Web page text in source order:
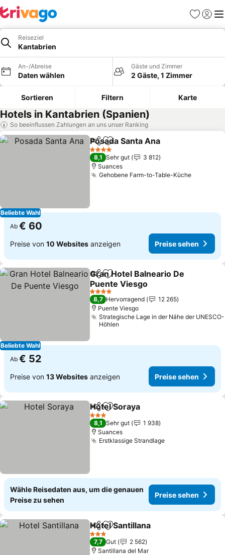
Favoriten
Reiseziel
Kantabrien
An-/Abreise
Daten wählen
Gäste und Zimmer
2 Gäste, 1 Zimmer
Sortieren Filtern Karte
Hotels in Kantabrien (Spanien)
So beeinflussen Zahlungen an uns unser Ranking
Beliebte Wahl
TeilenZu Favoriten hinzufügen
Posada Santa Ana
4 Sterne
8,1 Sehr gut
3 812
Suances
Gehobene Farm-to-Table-Küche
Ab € 60
Preise von 10 Websites anzeigen Preise sehen
Beliebte Wahl
TeilenZu Favoriten hinzufügen
Gran Hotel Balneario De
Puente Viesgo
4 Sterne
8,7 Hervorragend
12 265
Puente Viesgo
Strategische Lage in der Nähe der UNESCO-
Höhlen
Ab € 52
Preise von 13 Websites anzeigen Preise sehen
TeilenZu Favoriten hinzufügen
Hotel Soraya
3 Sterne
8,1 Sehr gut
1 938
Suances
Erstklassige Strandlage
Wähle Reisedaten aus, um die genauen
Preise zu sehen
Preise sehen
TeilenZu Favoriten hinzufügen
Hotel Santillana
3 Sterne
7,7 Gut
2 562
Santillana del Mar